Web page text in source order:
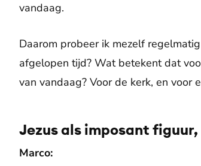
vandaag.
Daarom probeer ik mezelf
afgelopen tijd? Wat betekent dat
van vandaag? Voor de kerk, en
Jezus als imposant
Marco: